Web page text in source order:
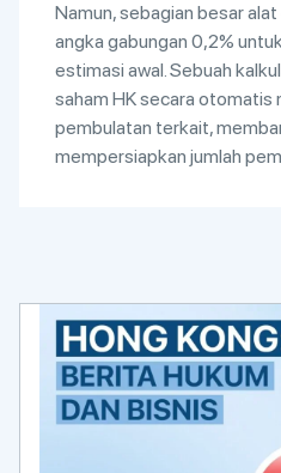
Namun, sebagian besar
angka gabungan 0,2%
estimasi awal. Sebuah
saham HK secara otomatis
pembulatan terkait,
mempersiapkan jumlah